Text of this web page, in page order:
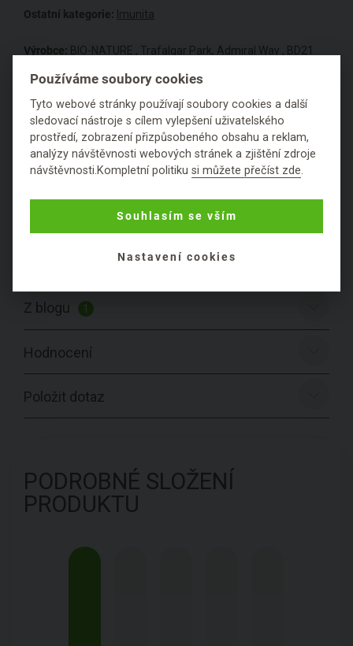
Ostatní kategorie: Imunita
Výrobce: BIO-NATURE , Trafalgar Park, Admiral Way , BD21
Nepřekračujte doporučené denní dávkování,
Ukládejte mimo dosah dětí, Doplněk stravy neslouží
jako náhrada pestré a vyvážené stravy.
stravy a potravin uvádět pouze schválená zdravotní
tvrzení. Není možné uvádět podrobnější informace,
které by mohly vzbudit dojem jiného prospěšného
účinku - i přes to, že se právě pro tyto vlastnosti
Z blogu 1
Hodnocení
Položit dotaz
PODROBNÉ SLOŽENÍ
PRODUKTU
Používáme soubory cookies
Tyto webové stránky používají soubory cookies a další
sledovací nástroje s cílem vylepšení uživatelského
prostředí, zobrazení přizpůsobeného obsahu a reklam,
analýzy návštěvnosti webových stránek a zjištění zdroje
návštěvnosti.Kompletní politikusi můžete přečíst zde.
Souhlasím se vším
Nastavení cookies